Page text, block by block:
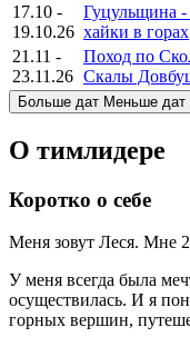
17.10 -
19.10.26
Гуцульщина -
хайки в горах
21.11 -
23.11.26
Поход по
Скалы
Больше дат Меньше дат
О тимлидере
Коротко о себе
Меня зовут Леся. Мне
У меня всегда была
осуществилась. И я
горных вершин,